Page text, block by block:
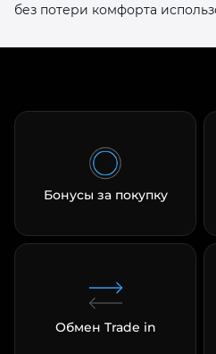
без потери комфорта
Бонусы за покупку
Обмен Trade in